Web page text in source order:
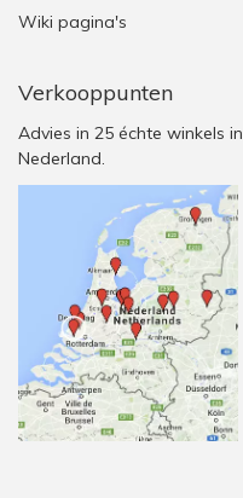
Wiki pagina's
Verkooppunten
Advies in 25 échte winkels in
Nederland.